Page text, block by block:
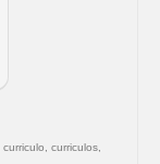
curriculo, curriculos,